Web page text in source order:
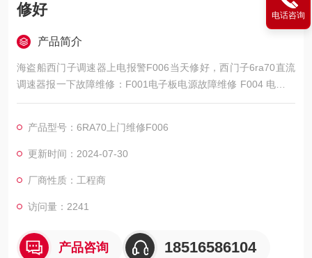
修好
产品简介
海盗船西门子调速器上电报警F006当天修好，西门子6ra70直流
调速器报一下故障维修：F001电子板电源故障维修 F004 电枢电
源板缺相故障维修 F005励磁板故障维修 F006 欠电压故障维修,F
SST1 电报故障三相不平衡维修，无输出维修，开机无显示维
修，启动无励磁电压维修，上电跳闸维修，通电烧可控硅维修
产品型号：6RA70上门维修F006
更新时间：2024-07-30
厂商性质：工程商
访问量：2241
产品咨询 18516586104
电话咨询